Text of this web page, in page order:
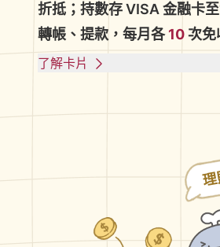
折抵；持數存 VISA 金融卡
轉帳、提款，每月各10 次免
了解卡片